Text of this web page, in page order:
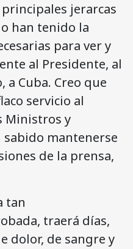
jerarcas
han tenido la
para ver y
al Presidente, al
a Cuba. Creo que
servicio al
Ministros y
sabido mantenerse
de la prensa,
tan
traerá días,
dolor, de sangre y